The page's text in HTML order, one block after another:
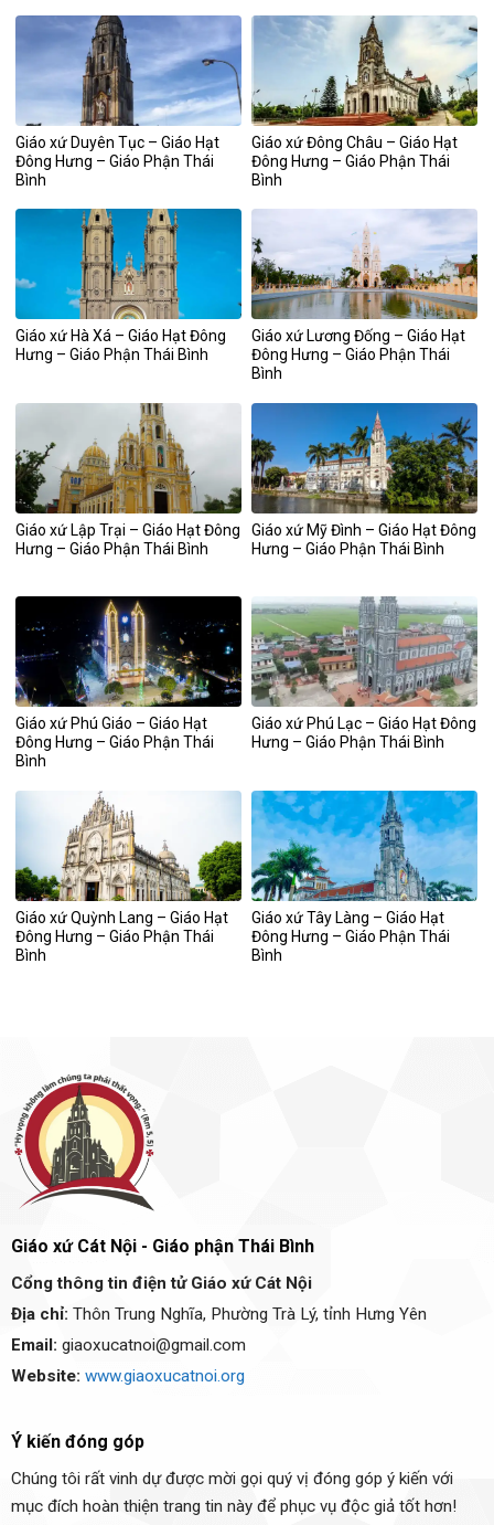
Giáo xứ Duyên Tục – Giáo Hạt
Đông Hưng – Giáo Phận Thái
Bình
Giáo xứ Đông Châu – Giáo Hạt
Đông Hưng – Giáo Phận Thái
Bình
Giáo xứ Hà Xá – Giáo Hạt Đông
Hưng – Giáo Phận Thái Bình
Giáo xứ Lương Đống – Giáo Hạt
Đông Hưng – Giáo Phận Thái
Bình
Giáo xứ Lập Trại – Giáo Hạt Đông
Hưng – Giáo Phận Thái Bình
Giáo xứ Mỹ Đình – Giáo Hạt Đông
Hưng – Giáo Phận Thái Bình
Giáo xứ Phú Giáo – Giáo Hạt
Đông Hưng – Giáo Phận Thái
Bình
Giáo xứ Phú Lạc – Giáo Hạt Đông
Hưng – Giáo Phận Thái Bình
Giáo xứ Quỳnh Lang – Giáo Hạt
Đông Hưng – Giáo Phận Thái
Bình
Giáo xứ Tây Làng – Giáo Hạt
Đông Hưng – Giáo Phận Thái
Bình
Giáo xứ Cát Nội - Giáo phận Thái Bình
Cổng thông tin điện tử Giáo xứ Cát Nội
Địa chỉ: Thôn Trung Nghĩa, Phường Trà Lý, tỉnh Hưng Yên
Email: giaoxucatnoi@gmail.com
Website: www.giaoxucatnoi.org
Ý kiến đóng góp
Chúng tôi rất vinh dự được mời gọi quý vị đóng góp ý kiến với
mục đích hoàn thiện trang tin này để phục vụ độc giả tốt hơn!